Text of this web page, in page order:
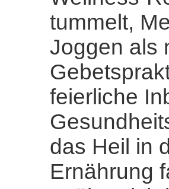
tummelt,
Joggen als
feierliche
das Heil in
Ernährung